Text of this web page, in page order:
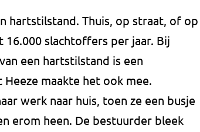
hartstilstand. Thuis, op straat, of op
slachtoffers per jaar. Bij
een hartstilstand is een
maakte het ook mee.
werk naar huis, toen ze een busje
erom heen. De bestuurder bleek